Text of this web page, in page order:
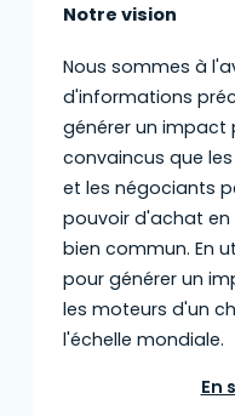
Notre vision
Nous sommes à
d'informations
générer un impact
convaincus que
et les négociants
pouvoir d'achat en
bien commun. En
pour générer un
les moteurs d'un
l'échelle mondiale.
En